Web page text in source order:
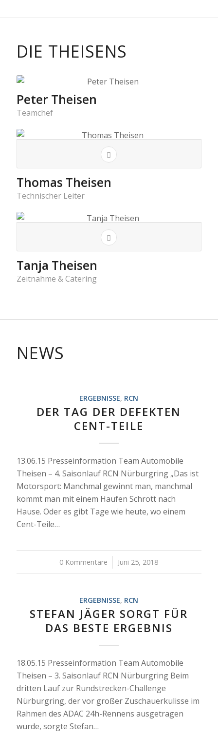
DIE THEISENS
Peter Theisen
Teamchef
Thomas Theisen
Technischer Leiter
Tanja Theisen
Zeitnahme & Catering
NEWS
ERGEBNISSE, RCN
DER TAG DER DEFEKTEN
CENT-TEILE
13.06.15 Presseinformation Team Automobile
Theisen – 4. Saisonlauf RCN Nürburgring „Das ist
Motorsport: Manchmal gewinnt man, manchmal
kommt man mit einem Haufen Schrott nach
Hause. Oder es gibt Tage wie heute, wo einem
Cent-Teile…
0 Kommentare
/ Juni 25, 2018
ERGEBNISSE, RCN
STEFAN JÄGER SORGT FÜR
DAS BESTE ERGEBNIS
18.05.15 Presseinformation Team Automobile
Theisen – 3. Saisonlauf RCN Nürburgring Beim
dritten Lauf zur Rundstrecken-Challenge
Nürburgring, der vor großer Zuschauerkulisse im
Rahmen des ADAC 24h-Rennens ausgetragen
wurde, sorgte Stefan…